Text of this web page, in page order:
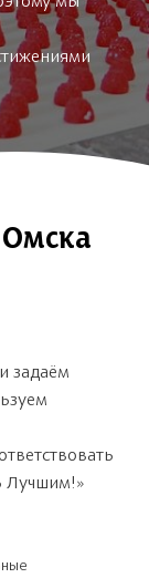
задаём
Лучшим!»